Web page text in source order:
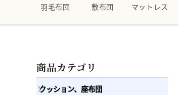
羽毛布団 敷布団 マットレス
商品カテゴリ
クッション、座布団